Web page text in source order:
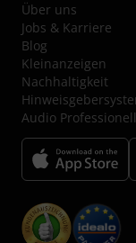
Über uns
Jobs & Karriere
Blog
Kleinanzeigen
Nachhaltigkeit
Audio Professionell